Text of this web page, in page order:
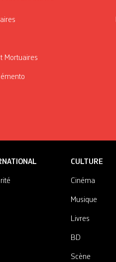
Mortuaires
CULTURE
Cinéma
Musique
Livres
BD
Scène